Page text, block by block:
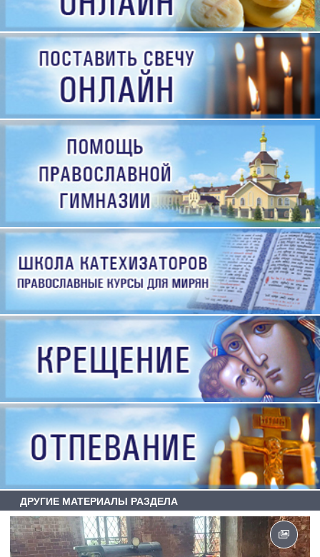
ДРУГИЕ МАТЕРИАЛЫ РАЗДЕЛА